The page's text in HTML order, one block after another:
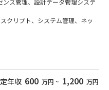
。
製造担当者だけでなく、通関士
な職種の方が経験を活かしてキ
画可能です。
多く、馴染みやすい環境です。
ーカーなど多岐に渡りますがスマ
う製品に必要不可欠な半導体。
たず、特に近年AIやIoTといった
する統合型ファウンドリサービ
けでなく、開発期間を世界最短
business/
ンス管理、設計データ管理システ
クリプト、システム管理、ネッ
ーニング、コミュニケーション
本的な理解
環境でのEDAワークロード管理
年収 600 万円 ~ 1,200 万円